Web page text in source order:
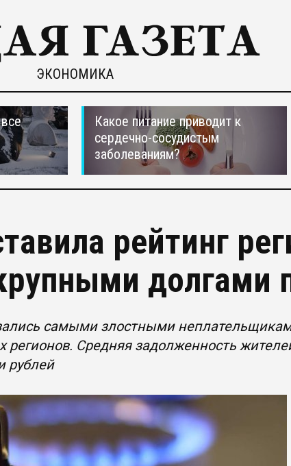
ЭКОНОМИКА
Какое питание приводит к
сердечно-сосудистым
заболеваниям?
рейтинг
долгами
самыми злостными
регионов. Средняя задолженность
рублей